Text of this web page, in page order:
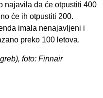
najavila da će otpustiti 400
će ih otpustiti 200.
imala nenajavljeni i
preko 100 letova.
foto: Finnair